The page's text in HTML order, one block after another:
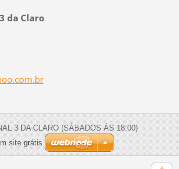
da Claro
br
3 DA CLARO (SÁBADOS ÁS 18:00)
site grátis